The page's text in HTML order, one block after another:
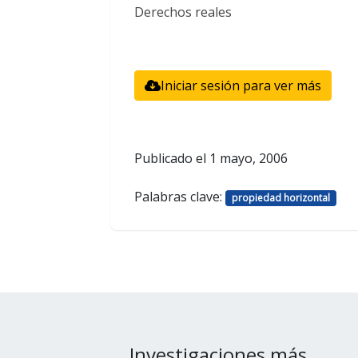
Derechos reales
Iniciar sesión para ver más
Publicado el 1 mayo, 2006
Palabras clave: propiedad horizontal